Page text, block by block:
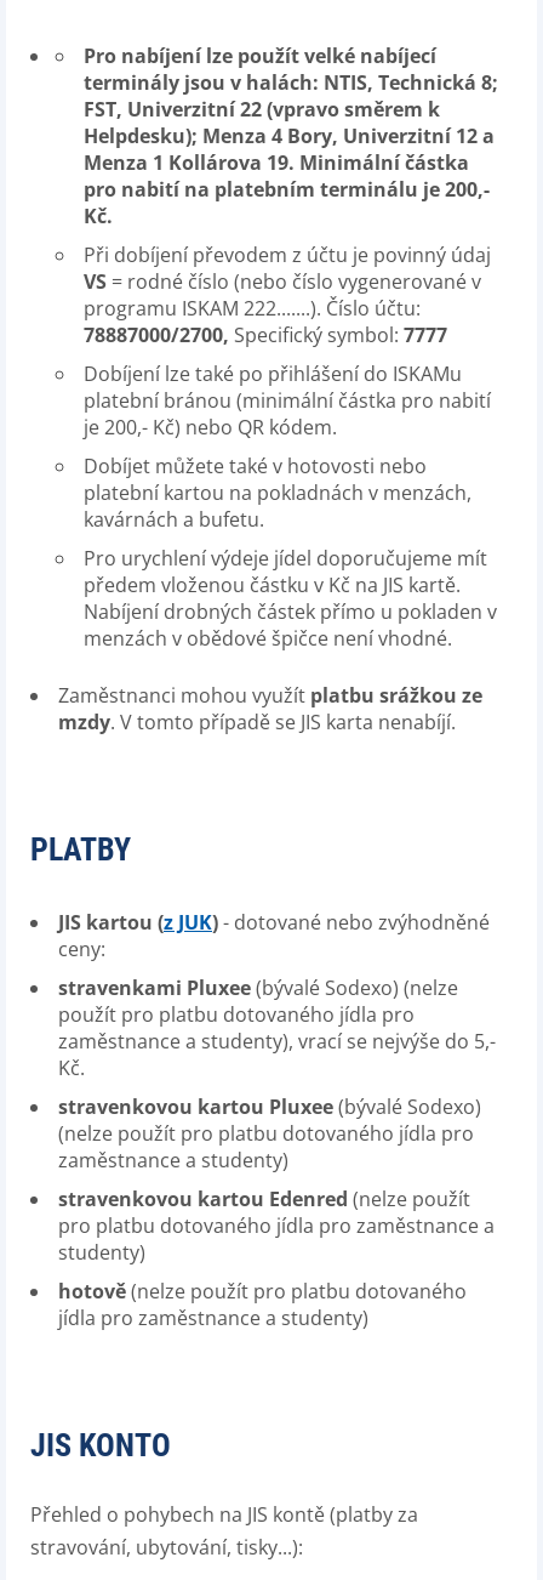
Pro nabíjení lze použít velké nabíjecí
terminály jsou v halách: NTIS, Technická 8;
FST, Univerzitní 22 (vpravo směrem k
Helpdesku); Menza 4 Bory, Univerzitní 12 a
Menza 1 Kollárova 19. Minimální částka
pro nabití na platebním terminálu je 200,-
Kč.
Při dobíjení převodem z účtu je povinný údaj
VS = rodné číslo (nebo číslo vygenerované v
programu ISKAM 222.......). Číslo účtu:
78887000/2700, Specifický symbol: 7777
Dobíjení lze také po přihlášení do ISKAMu
platební bránou (minimální částka pro nabití
je 200,- Kč) nebo QR kódem.
Dobíjet můžete také v hotovosti nebo
platební kartou na pokladnách v menzách,
kavárnách a bufetu.
Pro urychlení výdeje jídel doporučujeme mít
předem vloženou částku v Kč na JIS kartě.
Nabíjení drobných částek přímo u pokladen v
menzách v obědové špičce není vhodné.
Zaměstnanci mohou využít platbu srážkou ze
mzdy. V tomto případě se JIS karta nenabíjí.
PLATBY
JIS kartou (z JUK)- dotované nebo zvýhodněné
ceny:
stravenkami Pluxee(bývalé Sodexo) (nelze
použít pro platbu dotovaného jídla pro
zaměstnance a studenty), vrací se nejvýše do 5,-
Kč.
stravenkovou kartou Pluxee(bývalé Sodexo)
(nelze použít pro platbu dotovaného jídla pro
zaměstnance a studenty)
stravenkovou kartou Edenred (nelze použít
pro platbu dotovaného jídla pro zaměstnance a
studenty)
hotově(nelze použít pro platbu dotovaného
jídla pro zaměstnance a studenty)
JIS KONTO
Přehled o pohybech na JIS kontě (platby za
stravování, ubytování, tisky...):